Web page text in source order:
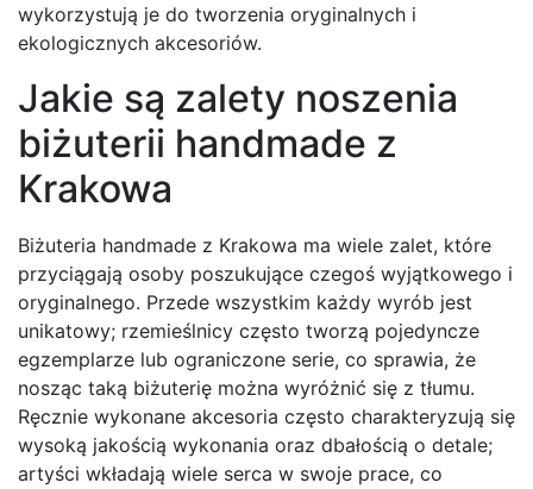
wykorzystują je do tworzenia oryginalnych i
ekologicznych akcesoriów.
Jakie są zalety noszenia
biżuterii handmade z
Krakowa
Biżuteria handmade z Krakowa ma wiele zalet, które
przyciągają osoby poszukujące czegoś wyjątkowego i
oryginalnego. Przede wszystkim każdy wyrób jest
unikatowy; rzemieślnicy często tworzą pojedyncze
egzemplarze lub ograniczone serie, co sprawia, że
nosząc taką biżuterię można wyróżnić się z tłumu.
Ręcznie wykonane akcesoria często charakteryzują się
wysoką jakością wykonania oraz dbałością o detale;
artyści wkładają wiele serca w swoje prace, co